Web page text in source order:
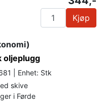
Kjøp
oljeplugg
| Enhet: Stk
skive
i Førde